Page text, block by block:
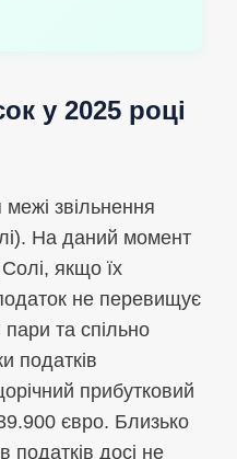
у 2025 році
звільнення
На даний момент
якщо їх
не перевищує
та спільно
податків
прибутковий
євро. Близько
податків досі не